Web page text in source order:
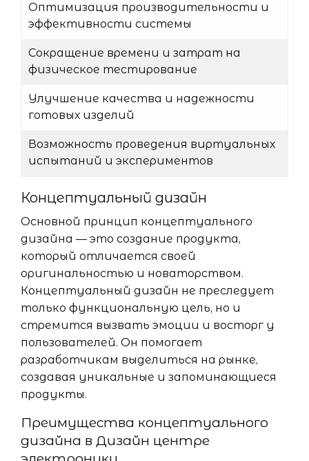
Оптимизация производительности и
эффективности системы
Сокращение времени и затрат на
физическое тестирование
Улучшение качества и надежности
готовых изделий
Возможность проведения виртуальных
испытаний и экспериментов
Концептуальный дизайн
Основной принцип концептуального
дизайна — это создание продукта,
который отличается своей
оригинальностью и новаторством.
Концептуальный дизайн не преследует
только функциональную цель, но и
стремится вызвать эмоции и восторг у
пользователей. Он помогает
разработчикам выделиться на рынке,
создавая уникальные и запоминающиеся
продукты.
Преимущества концептуального
дизайна в Дизайн центре